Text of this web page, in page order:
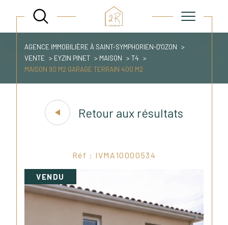
AGENCE IMMOBILIÈRE À SAINT-SYMPHORIEN-D'OZON
VENTE
EYZIN PINET MAISON
T4
MAISON 90 M2 GARAGE TERRAIN 400 M2
Retour aux résultats
Réf : IVMA10000534
VENDU